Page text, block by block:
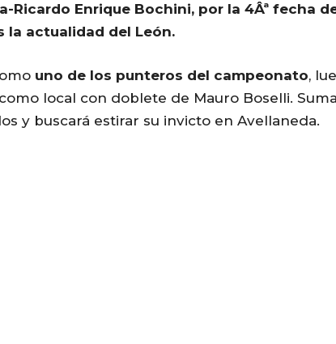
Ricardo Enrique Bochini, por la 4Âª fecha
la actualidad del León.
uno de los punteros del campeonato,
como local con doblete de Mauro Boselli.
y buscará estirar su invicto en Avellaneda.